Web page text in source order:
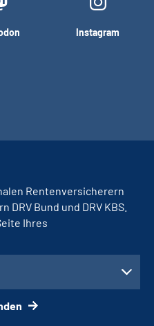
Instagram
Rentenversicherern
Bund und DRV KBS.
Ihres